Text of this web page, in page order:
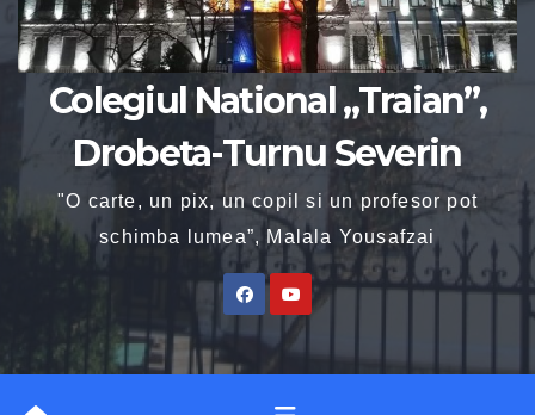
Colegiul National „Traian”,
Drobeta-Turnu Severin
"O carte, un pix, un copil si un profesor pot
schimba lumea”, Malala Yousafzai